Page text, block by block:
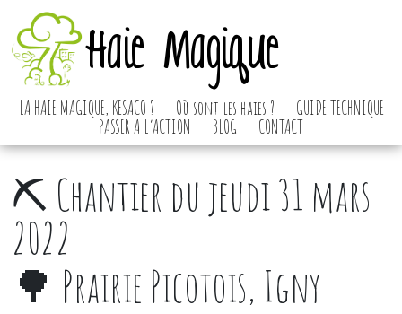
Haie Magique
LA HAIE MAGIQUE, KESACO ? Où sont les haies ?
GUIDE TECHNIQUE
PASSER A L’ACTION
BLOG CONTACT
⛏️ Chantier du jeudi 31 mars
2022
🌳 Prairie Picotois, Igny